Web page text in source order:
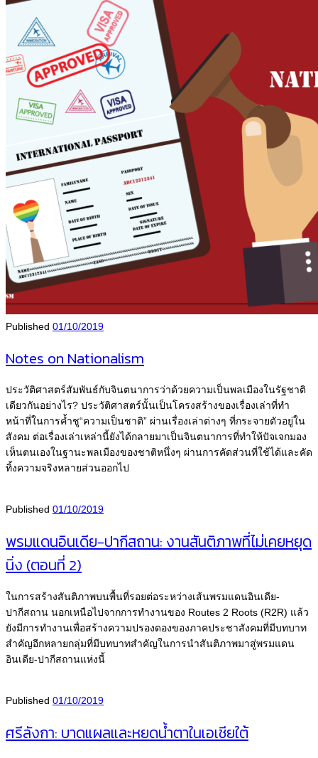
Published 01/10/2019
Notes on Nationalism
ประวัติศาสตร์สัมพันธ์กับจินตนาการว่าด้วยความเป็นพลเมืองในรัฐชาติ
เดียวกันอย่างไร? ประวัติศาสตร์นั้นเป็นโครงสร้างของเรื่องเล่าที่ทำ
หน้าที่ในการค้ำชู“ความเป็นชาติ” ผ่านเรื่องเล่าต่างๆ ที่กระจายตัวอยู่ใน
สังคม ต่อเรื่องเล่าเหล่านี้ยังได้กลายมาเป็นจินตนาการที่ทำให้ปัจเจกมอง
เห็นตนเองในฐานะพลเมืองของชาติหนึ่งๆ ผ่านการคัดส่วนที่ใช้ได้และคัด
ทิ้งความจริงหลายส่วนออกไป
Published 01/10/2019
พรมแดนอินเดีย-ปากีสถาน: งานสันติภาพที่ไม่เคยหยุด
นิ่ง (ตอนที่ 2)
ในการสร้างสันติภาพบนพื้นที่รอยต่อระหว่างเส้นพรมแดนอินเดีย-
ปากีสถาน นอกเหนือไปจากการทำงานของ Routes 2 Roots (R2R) แล้ว
ยังมีการทำงานเพื่อสร้างความปรองดองของภาคประชาสังคมที่มีบทบาท
สำคัญอีกหลายกลุ่มที่มีบทบาทสำคัญในการนำสันติภาพมาสู่พรมแดน
อินเดีย-ปากีสถานแห่งนี้
Published 01/10/2019
ศรีลังกา: บาดแผลและหยดน้ำตาในเอเชียใต้